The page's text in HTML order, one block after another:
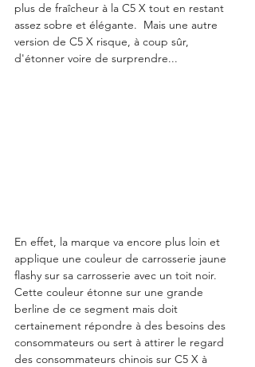
plus de fraîcheur à la C5 X tout en restant
assez sobre et élégante.  Mais une autre
version de C5 X risque, à coup sûr,
d'étonner voire de surprendre...
En effet, la marque va encore plus loin et
applique une couleur de carrosserie jaune
flashy sur sa carrosserie avec un toit noir.
Cette couleur étonne sur une grande
berline de ce segment mais doit
certainement répondre à des besoins des
consommateurs ou sert à attirer le regard
des consommateurs chinois sur C5 X à